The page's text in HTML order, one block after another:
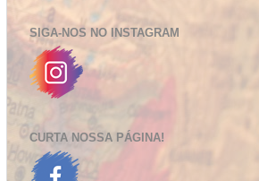
SIGA-NOS NO INSTAGRAM
CURTA NOSSA PÁGINA!